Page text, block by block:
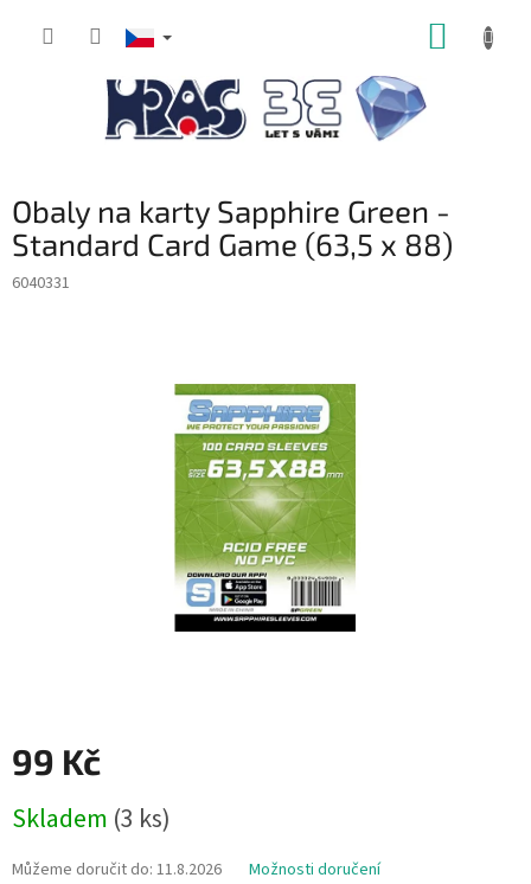
Obaly na karty Sapphire Green -
Standard Card Game (63,5 x 88)
6040331
99 Kč
cena:
Skladem (3 ks)
Můžeme doručit do: 11.8.2026 Možnosti doručení